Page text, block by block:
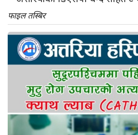
फाइल तस्बिर